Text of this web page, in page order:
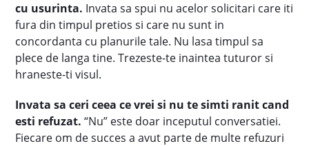
cu usurinta. Invata sa spui nu acelor solicitari care iti
fura din timpul pretios si care nu sunt in
concordanta cu planurile tale. Nu lasa timpul sa
plece de langa tine. Trezeste-te inaintea tuturor si
hraneste-ti visul.
Invata sa ceri ceea ce vrei si nu te simti ranit cand
esti refuzat. “Nu” este doar inceputul conversatiei.
Fiecare om de succes a avut parte de multe refuzuri